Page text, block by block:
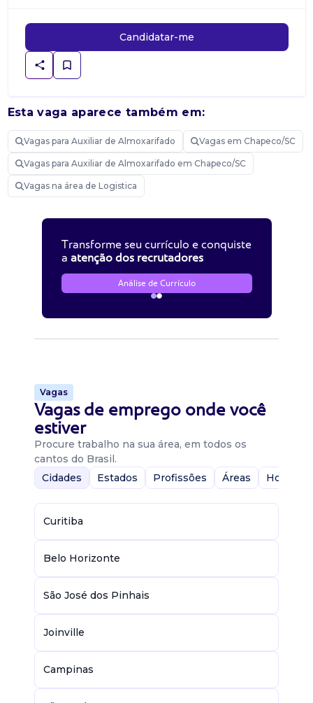
Candidatar-me
Esta vaga aparece também em:
Vagas para Auxiliar de Almoxarifado Vagas em Chapeco/SC
Vagas para Auxiliar de Almoxarifado em Chapeco/SC
Vagas na área de Logistica
Transforme seu currículo e conquiste
a atenção dos recrutadores
Análise de Currículo
Vagas
Vagas de emprego onde você
estiver
Procure trabalho na sua área, em todos os
cantos do Brasil.
Cidades
Estados Profissões Áreas Home-
Curitiba
Belo Horizonte
São José dos Pinhais
Joinville
Campinas